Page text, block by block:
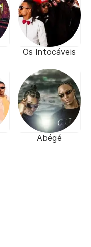
Os Intocáveis
Abégé